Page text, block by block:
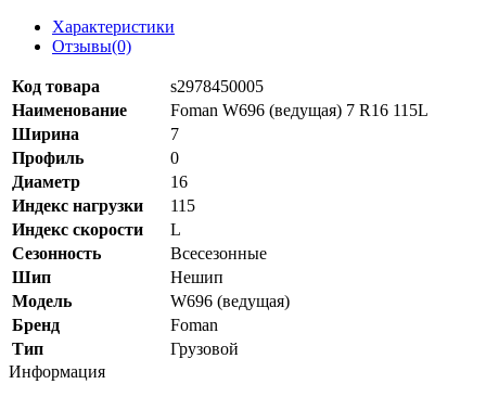
Характеристики
Отзывы(0)
Код товара
s2978450005
Наименование
Foman W696 (ведущая) 7 R16 115L
Ширина
7
Профиль
0
Диаметр
16
Индекс нагрузки
115
Индекс скорости
L
Сезонность
Всесезонные
Шип
Нешип
Модель
W696 (ведущая)
Бренд
Foman
Тип
Грузовой
Информация